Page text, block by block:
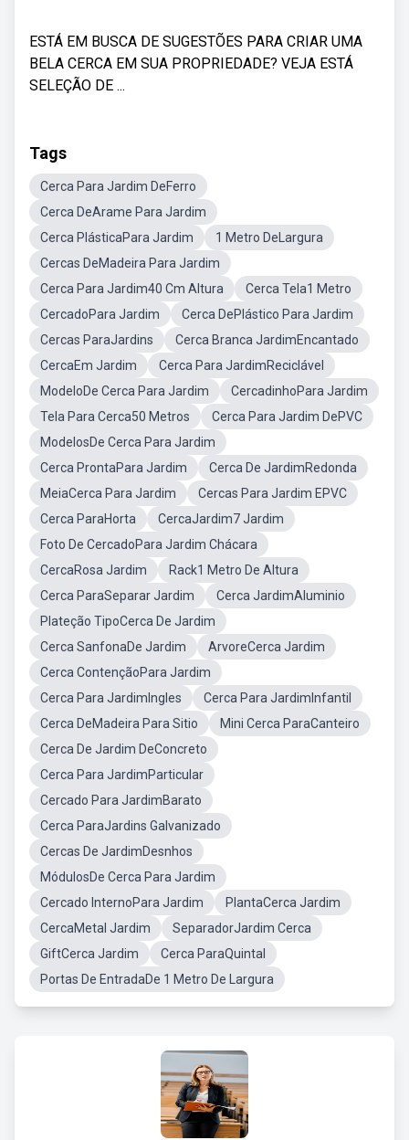
ESTÁ EM BUSCA DE SUGESTÕES PARA CRIAR UMA
BELA CERCA EM SUA PROPRIEDADE? VEJA ESTÁ
SELEÇÃO DE ...
Tags
Cerca Para Jardim DeFerro
Cerca DeArame Para Jardim
Cerca PlásticaPara Jardim
1 Metro DeLargura
Cercas DeMadeira Para Jardim
Cerca Para Jardim40 Cm Altura
Cerca Tela1 Metro
CercadoPara Jardim
Cerca DePlástico Para Jardim
Cercas ParaJardins
Cerca Branca JardimEncantado
CercaEm Jardim
Cerca Para JardimReciclável
ModeloDe Cerca Para Jardim
CercadinhoPara Jardim
Tela Para Cerca50 Metros
Cerca Para Jardim DePVC
ModelosDe Cerca Para Jardim
Cerca ProntaPara Jardim
Cerca De JardimRedonda
MeiaCerca Para Jardim
Cercas Para Jardim EPVC
Cerca ParaHorta
CercaJardim7 Jardim
Foto De CercadoPara Jardim Chácara
CercaRosa Jardim
Rack1 Metro De Altura
Cerca ParaSeparar Jardim
Cerca JardimAluminio
Plateção TipoCerca De Jardim
Cerca SanfonaDe Jardim
ArvoreCerca Jardim
Cerca ContençãoPara Jardim
Cerca Para JardimIngles
Cerca Para JardimInfantil
Cerca DeMadeira Para Sitio
Mini Cerca ParaCanteiro
Cerca De Jardim DeConcreto
Cerca Para JardimParticular
Cercado Para JardimBarato
Cerca ParaJardins Galvanizado
Cercas De JardimDesnhos
MódulosDe Cerca Para Jardim
Cercado InternoPara Jardim
PlantaCerca Jardim
CercaMetal Jardim
SeparadorJardim Cerca
GiftCerca Jardim
Cerca ParaQuintal
Portas De EntradaDe 1 Metro De Largura